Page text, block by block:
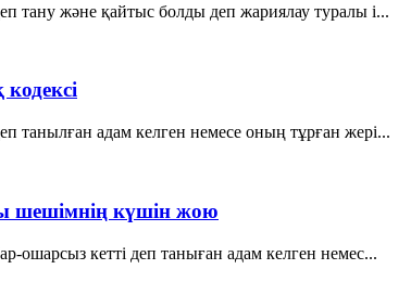
тану және қайтыс болды деп жариялау туралы і...
танылған адам келген немесе оның тұрған жерi...
шешімнің күшін жою
ошарсыз кетті деп таныған адам келген немес...